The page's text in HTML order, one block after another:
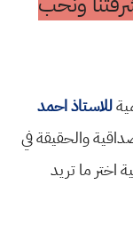
للاستاذ احمد
والحقيقة في
اختر ما تريد